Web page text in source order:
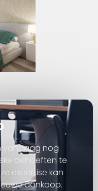
vandaag nog
behoeften te
expertise kan
aankoop.